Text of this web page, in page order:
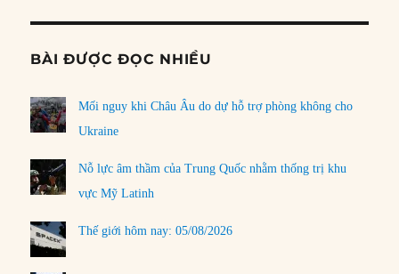
BÀI ĐƯỢC ĐỌC NHIỀU
Mối nguy khi Châu Âu do dự hỗ trợ phòng không cho
Ukraine
Nỗ lực âm thầm của Trung Quốc nhằm thống trị khu
vực Mỹ Latinh
Thế giới hôm nay: 05/08/2026